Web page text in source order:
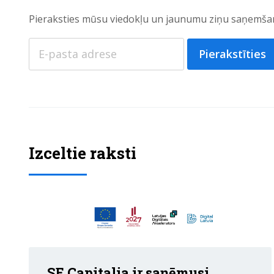
Pieraksties mūsu viedokļu un jaunumu ziņu
Pierakstīties
Izceltie raksti